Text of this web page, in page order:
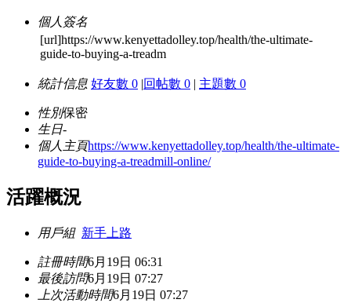
個人簽名
[url]https://www.kenyettadolley.top/health/the-ultimate-
guide-to-buying-a-treadm
統計信息 好友數 0 |回帖數 0 | 主題數 0
性別保密
生日-
個人主頁https://www.kenyettadolley.top/health/the-ultimate-
guide-to-buying-a-treadmill-online/
活躍概況
用戶組 新手上路
註冊時間6月19日 06:31
最後訪問6月19日 07:27
上次活動時間6月19日 07:27